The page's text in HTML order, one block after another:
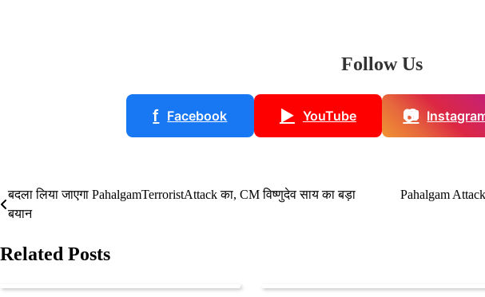
Follow Us
f Facebook ▶ YouTube 📷
Post
बदला लिया जाएगा PahalgamTerroristAttack का, CM विष्णुदेव साय का बड़ा
बयान
Pahalgam
Related Posts